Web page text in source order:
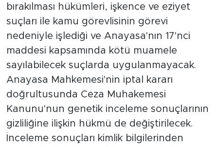
bırakılması hükümleri, işkence ve eziyet
suçları ile kamu görevlisinin görevi
nedeniyle işlediği ve Anayasa'nın 17'nci
maddesi kapsamında kötü muamele
sayılabilecek suçlarda uygulanmayacak.
Anayasa Mahkemesi'nin iptal kararı
doğrultusunda Ceza Muhakemesi
Kanunu'nun genetik inceleme sonuçlarının
gizliliğine ilişkin hükmü de değiştirilecek.
İnceleme sonuçları kimlik bilgilerinden